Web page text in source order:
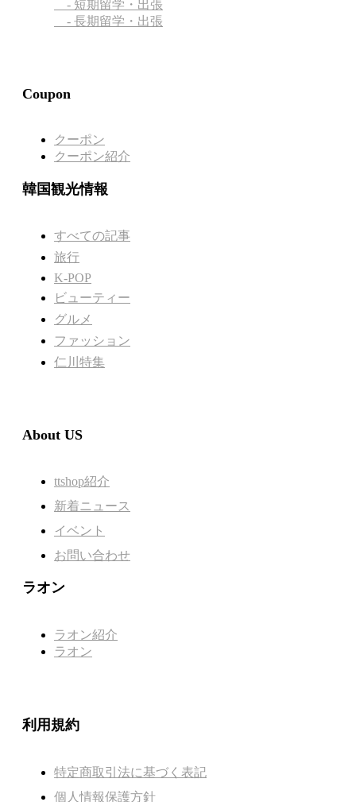
- 短期留学・出張
- 長期留学・出張
Coupon
クーポン
クーポン紹介
韓国観光情報
すべての記事
旅行
K-POP
ビューティー
グルメ
ファッション
仁川特集
About US
ttshop紹介
新着ニュース
イベント
お問い合わせ
ラオン
ラオン紹介
ラオン
利用規約
特定商取引法に基づく表記
個人情報保護方針